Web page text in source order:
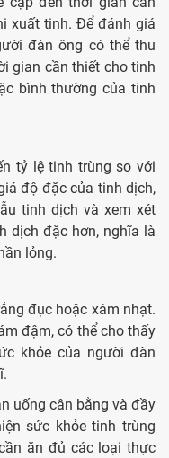
xuất tinh. Để đánh giá
đàn ông có thể thu
gian cần thiết cho tinh
bình thường của tinh
tỷ lệ tinh trùng so với
độ đặc của tinh dịch,
tinh dịch và xem xét
dịch đặc hơn, nghĩa là
lỏng.
đục hoặc xám nhạt.
đậm, có thể cho thấy
khỏe của người đàn
uống cân bằng và đầy
sức khỏe tinh trùng
ăn đủ các loại thực